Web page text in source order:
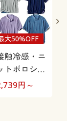
触冷感・ニ
トポロシャ
大50%OFF
円～